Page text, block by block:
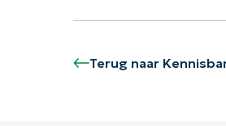
Terug naar